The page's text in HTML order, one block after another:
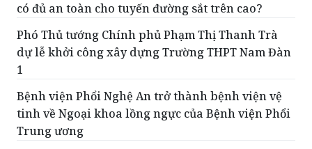
có đủ an toàn cho tuyến đường sắt trên cao?
Phó Thủ tướng Chính phủ Phạm Thị Thanh Trà
dự lễ khởi công xây dựng Trường THPT Nam Đàn
1
Bệnh viện Phổi Nghệ An trở thành bệnh viện vệ
tinh về Ngoại khoa lồng ngực của Bệnh viện Phổi
Trung ương